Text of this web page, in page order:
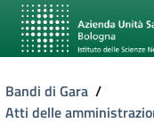
Bandi di Gara /
Atti delle